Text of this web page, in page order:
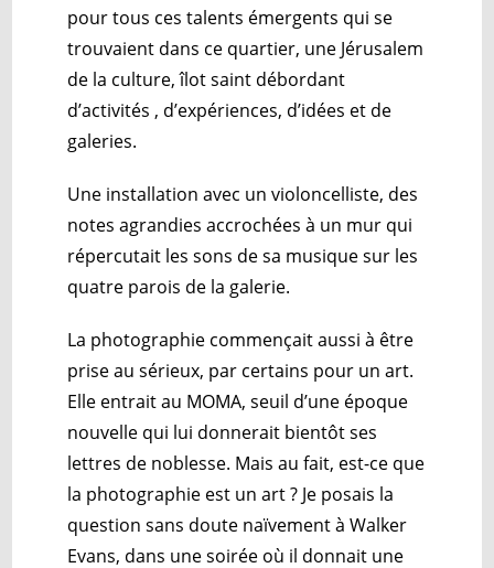
pour tous ces talents émergents qui se
trouvaient dans ce quartier, une Jérusalem
de la culture, îlot saint débordant
d’activités , d’expériences, d’idées et de
galeries.
Une installation avec un violoncelliste, des
notes agrandies accrochées à un mur qui
répercutait les sons de sa musique sur les
quatre parois de la galerie.
La photographie commençait aussi à être
prise au sérieux, par certains pour un art.
Elle entrait au MOMA, seuil d’une époque
nouvelle qui lui donnerait bientôt ses
lettres de noblesse. Mais au fait, est-ce que
la photographie est un art ? Je posais la
question sans doute naïvement à Walker
Evans, dans une soirée où il donnait une